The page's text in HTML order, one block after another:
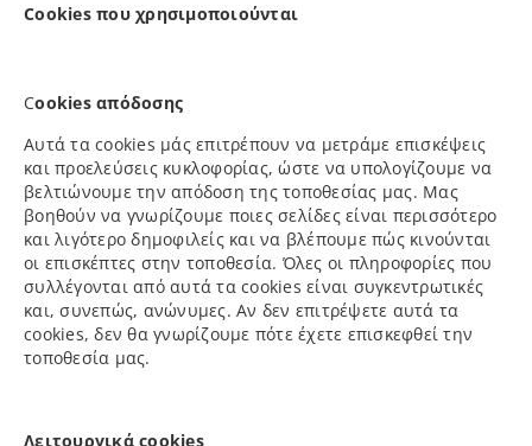
Cookies που χρησιμοποιούνται
Cookies απόδοσης
Αυτά τα cookies μάς επιτρέπουν να μετράμε επισκέψεις
και προελεύσεις κυκλοφορίας, ώστε να υπολογίζουμε να
βελτιώνουμε την απόδοση της τοποθεσίας μας. Μας
βοηθούν να γνωρίζουμε ποιες σελίδες είναι περισσότερο
και λιγότερο δημοφιλείς και να βλέπουμε πώς κινούνται
οι επισκέπτες στην τοποθεσία. Όλες οι πληροφορίες που
συλλέγονται από αυτά τα cookies είναι συγκεντρωτικές
και, συνεπώς, ανώνυμες. Αν δεν επιτρέψετε αυτά τα
cookies, δεν θα γνωρίζουμε πότε έχετε επισκεφθεί την
τοποθεσία μας.
Λειτουργικά cookies